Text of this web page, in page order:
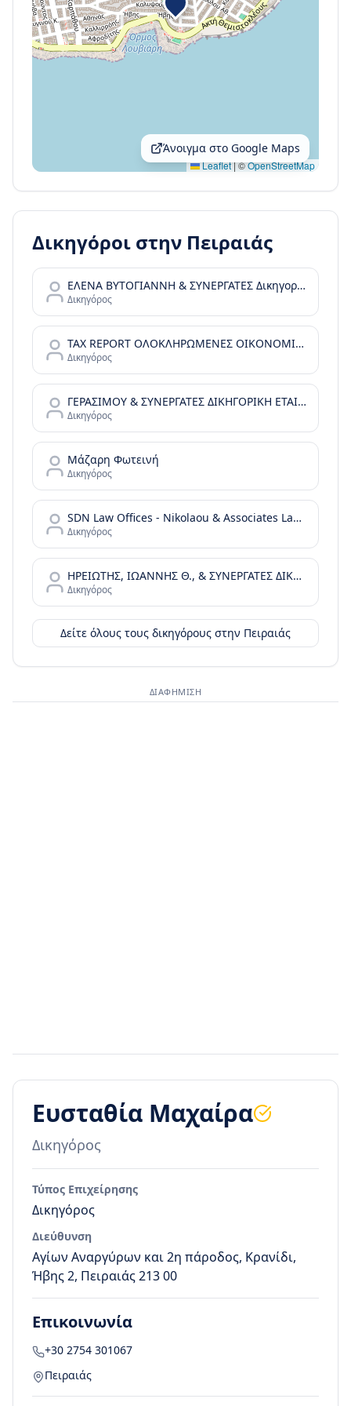
Leaflet|©OpenStreetMap
Άνοιγμα στο Google Maps
Δικηγόροι στην Πειραιάς
ΕΛΕΝΑ ΒΥΤΟΓΙΑΝΝΗ & ΣΥΝΕΡΓΑΤΕΣ Δικηγορικές Υπηρεσίες
Δικηγόρος
TAX REPORT ΟΛΟΚΛΗΡΩΜΕΝΕΣ ΟΙΚΟΝΟΜΙΚΕΣ ΛΥΣΕΙΣ Ι.Κ.Ε.
Δικηγόρος
ΓΕΡΑΣΙΜΟΥ & ΣΥΝΕΡΓΑΤΕΣ ΔΙΚΗΓΟΡΙΚΗ ΕΤΑΙΡΕΙΑ
Δικηγόρος
Μάζαρη Φωτεινή
Δικηγόρος
SDN Law Offices - Nikolaou & Associates Law Offices
Δικηγόρος
ΗΡΕΙΩΤΗΣ, ΙΩΑΝΝΗΣ Θ., & ΣΥΝΕΡΓΑΤΕΣ ΔΙΚΗΓΟΡΙΚΗ ΕΤΑΙΡΙΑ
Δικηγόρος
Δείτε όλους τους δικηγόρους στην Πειραιάς
ΔΙΑΦΉΜΙΣΗ
Ευσταθία Μαχαίρα
Δικηγόρος
Τύπος Επιχείρησης
Δικηγόρος
Διεύθυνση
Αγίων Αναργύρων και 2η πάροδος, Κρανίδι,
Ήβης 2, Πειραιάς 213 00
Επικοινωνία
+30 2754 301067
Πειραιάς